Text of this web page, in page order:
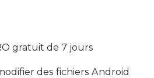
gratuit de 7 jours
des fichiers Android